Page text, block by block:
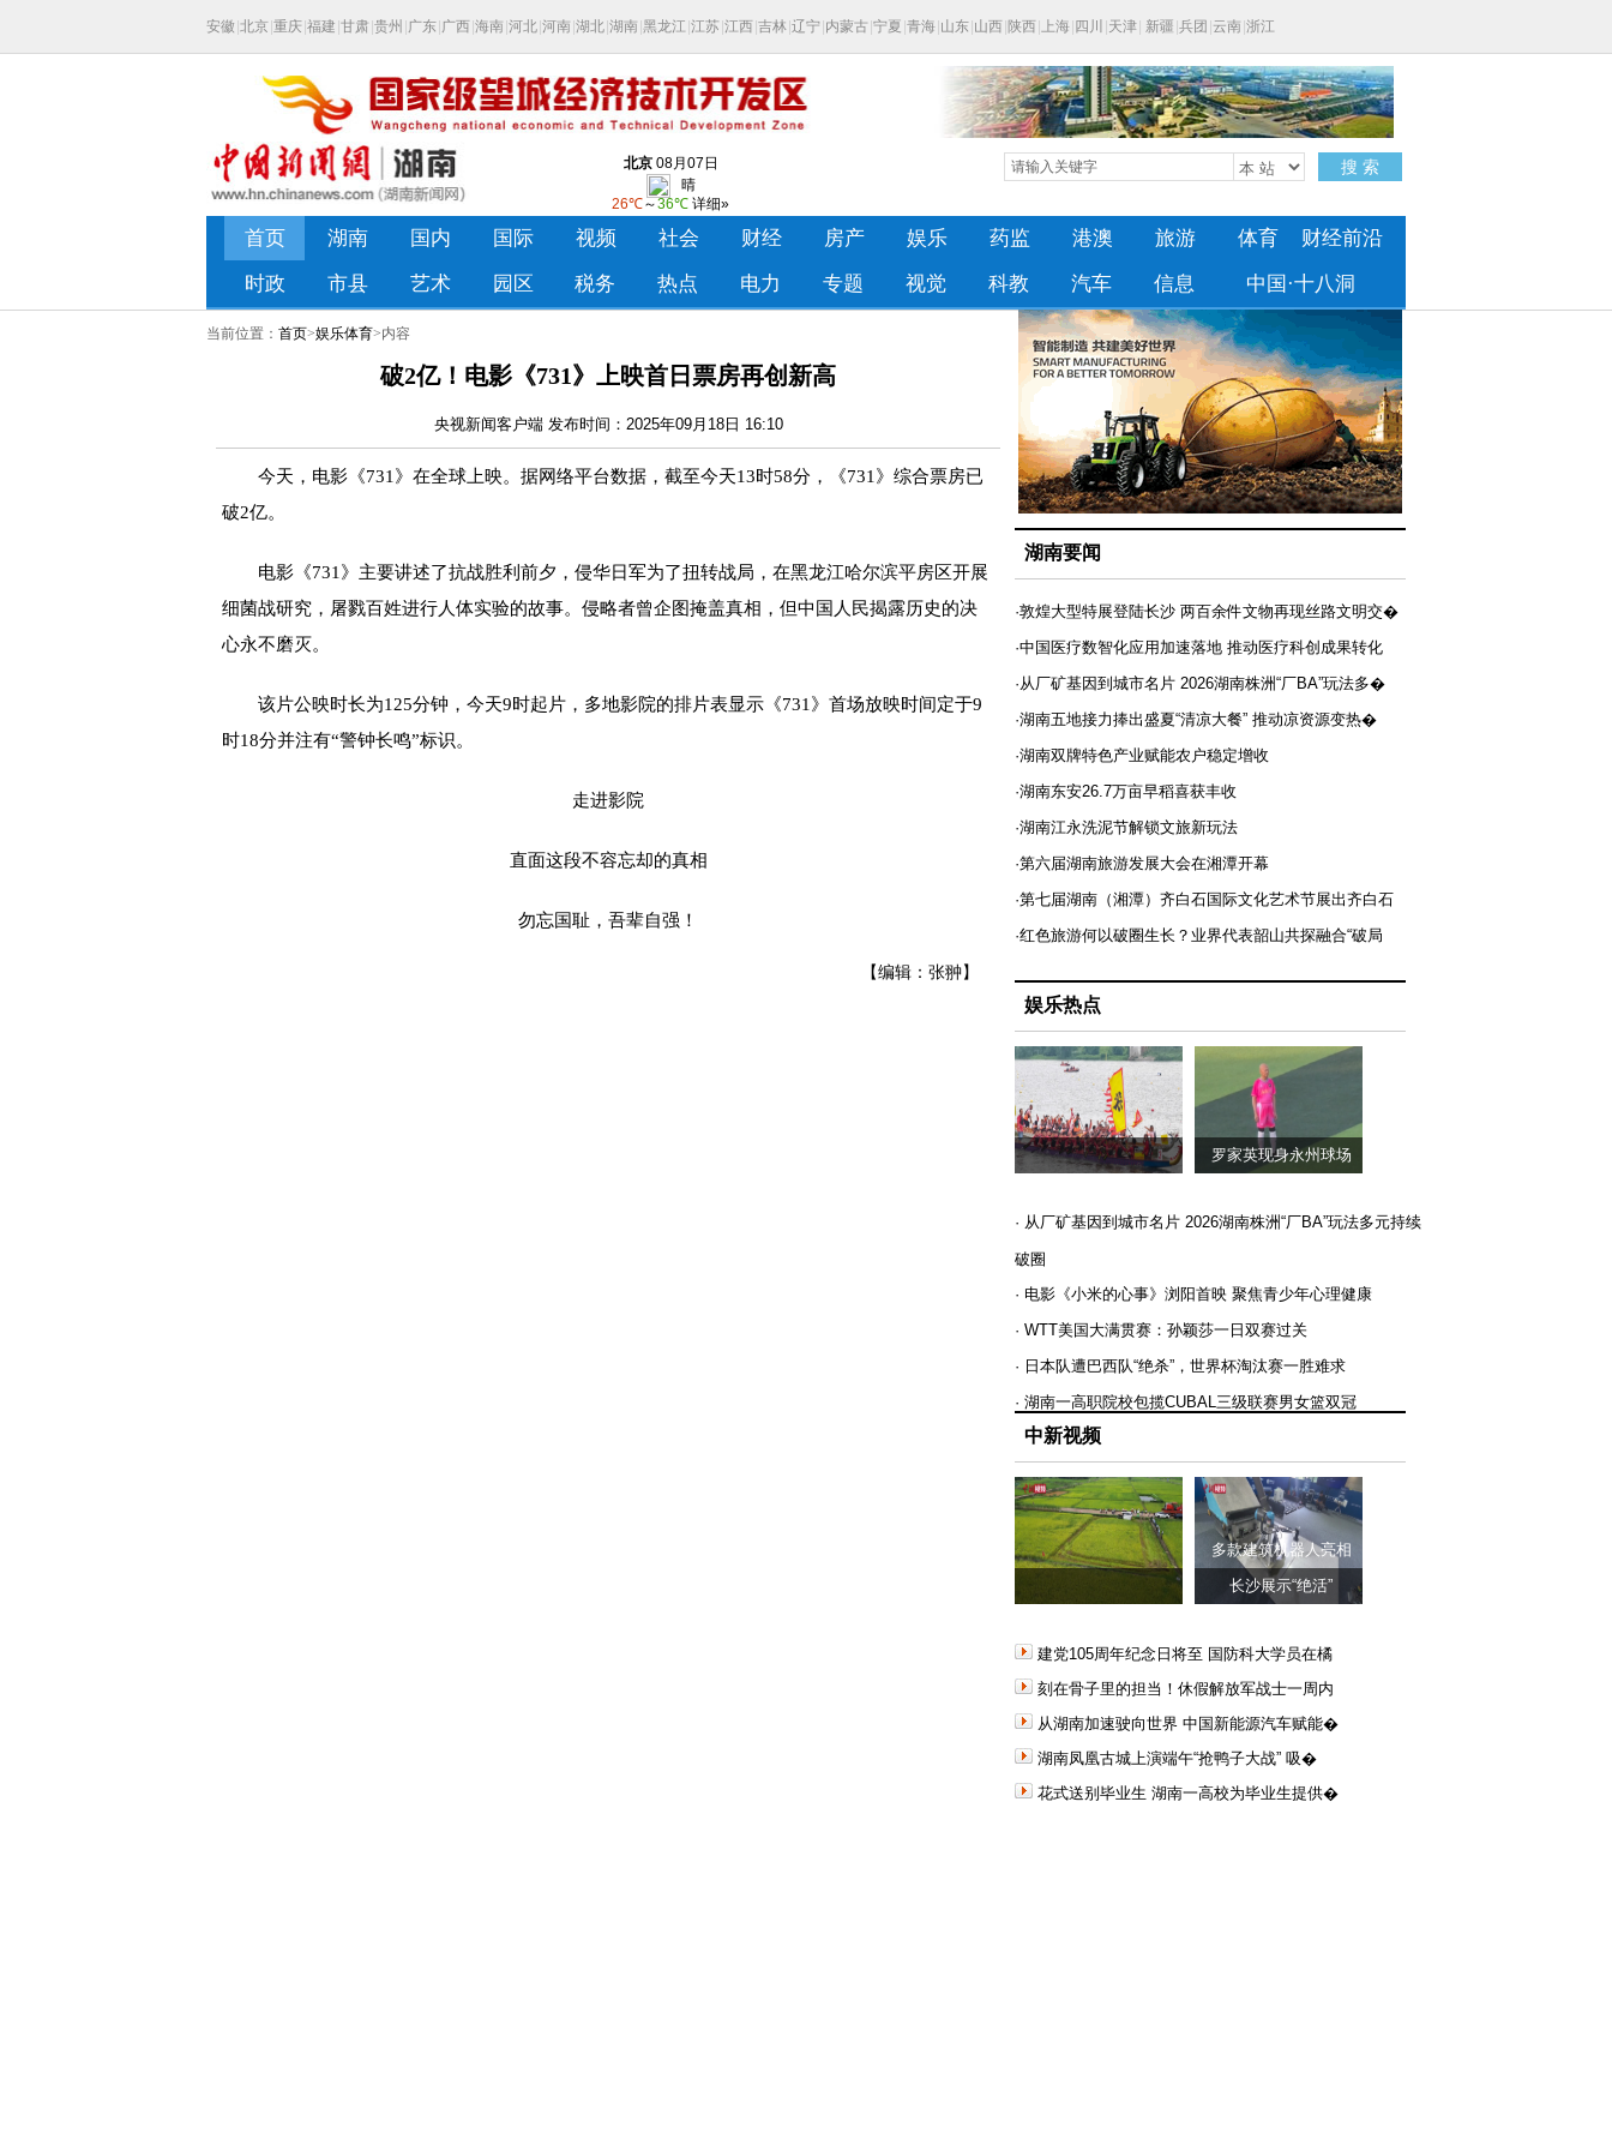
当前位置： 首页>娱乐体育>内容
破2亿！电影《731》上映首日票房再创新高
央视新闻客户端 发布时间：2025年09月18日 16:10
今天，电影《731》在全球上映。据网络平台数据，截至今天13时58分，《731》综合票房已
破2亿。
电影《731》主要讲述了抗战胜利前夕，侵华日军为了扭转战局，在黑龙江哈尔滨平房区开展
细菌战研究，屠戮百姓进行人体实验的故事。侵略者曾企图掩盖真相，但中国人民揭露历史的决
心永不磨灭。
该片公映时长为125分钟，今天9时起片，多地影院的排片表显示《731》首场放映时间定于9
时18分并注有“警钟长鸣”标识。
走进影院
直面这段不容忘却的真相
勿忘国耻，吾辈自强！
【编辑：张翀】
湖南要闻
·敦煌大型特展登陆长沙 两百余件文物再现丝路文明交�
·中国医疗数智化应用加速落地 推动医疗科创成果转化
·从厂矿基因到城市名片 2026湖南株洲“厂BA”玩法多�
·湖南五地接力捧出盛夏“清凉大餐” 推动凉资源变热�
·湖南双牌特色产业赋能农户稳定增收
·湖南东安26.7万亩早稻喜获丰收
·湖南江永洗泥节解锁文旅新玩法
·第六届湖南旅游发展大会在湘潭开幕
·第七届湖南（湘潭）齐白石国际文化艺术节展出齐白石
·红色旅游何以破圈生长？业界代表韶山共探融合“破局
娱乐热点
罗家英现身永州球场
· 从厂矿基因到城市名片 2026湖南株洲“厂BA”玩法多元持续
破圈
· 电影《小米的心事》浏阳首映 聚焦青少年心理健康
· WTT美国大满贯赛：孙颖莎一日双赛过关
· 日本队遭巴西队“绝杀”，世界杯淘汰赛一胜难求
· 湖南一高职院校包揽CUBAL三级联赛男女篮双冠
中新视频
多款建筑机器人亮相
长沙展示“绝活”
建党105周年纪念日将至 国防科大学员在橘
刻在骨子里的担当！休假解放军战士一周内
从湖南加速驶向世界 中国新能源汽车赋能�
湖南凤凰古城上演端午“抢鸭子大战” 吸�
花式送别毕业生 湖南一高校为毕业生提供�